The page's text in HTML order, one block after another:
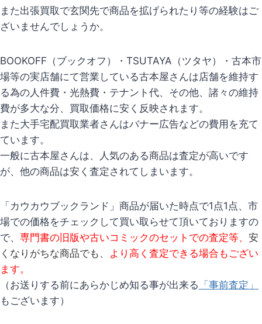
また出張買取で玄関先で商品を拡げられたり等の経験はご
ざいませんでしょうか。
BOOKOFF（ブックオフ）・TSUTAYA（ツタヤ）・古本市
場等の実店舗にて営業している古本屋さんは店舗を維持す
る為の人件費・光熱費・テナント代、その他、諸々の維持
費が多大な分、買取価格に安く反映されます。
また大手宅配買取業者さんはバナー広告などの費用を充て
ています。
一般に古本屋さんは、人気のある商品は査定が高いです
が、他の商品は安く査定されてしまいます。
「カウカウブックランド」商品が届いた時点で1点1点、市
場での価格をチェックして買い取らせて頂いておりますの
で、 専門書の旧版や古いコミックのセットでの査定等、 安
くなりがちな商品でも、 より高く査定できる場合もござい
ます。
（お送りする前にあらかじめ知る事が出来る 「事前査定」
もございます）